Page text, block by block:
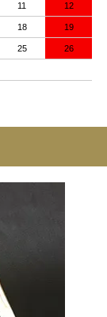
11 12
18 19
25 26